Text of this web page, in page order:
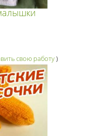
свою работу)